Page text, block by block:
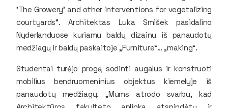
'The Growery' and other interventions for vegetalizing
courtyards“. Architektas Luka Smišek pasidalino
Nyderlanduose kuriamu baldų dizainu iš panaudotų
medžiagų ir baldų paskaitoje „Furniture“… „making“.
Studentai turėjo progą sodinti augalus ir konstruoti
mobilius bendruomeninius objektus kiemelyje iš
panaudotų medžiagų. „Mums atrodo svarbu, kad